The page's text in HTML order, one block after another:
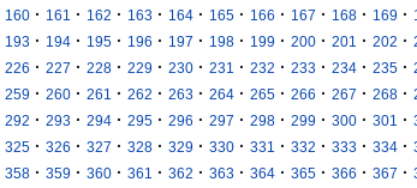
160 · 161 · 162 · 163 · 164 · 165 · 166 · 167 · 168 · 169 ·
193 · 194 · 195 · 196 · 197 · 198 · 199 · 200 · 201 · 202 ·
226 · 227 · 228 · 229 · 230 · 231 · 232 · 233 · 234 · 235 ·
259 · 260 · 261 · 262 · 263 · 264 · 265 · 266 · 267 · 268 ·
292 · 293 · 294 · 295 · 296 · 297 · 298 · 299 · 300 · 301 ·
325 · 326 · 327 · 328 · 329 · 330 · 331 · 332 · 333 · 334 ·
358 · 359 · 360 · 361 · 362 · 363 · 364 · 365 · 366 · 367 ·